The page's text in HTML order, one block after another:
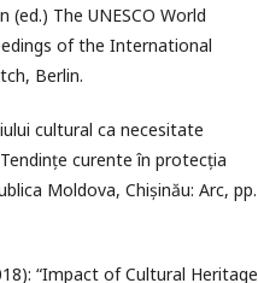
The UNESCO World
of the International
Berlin.
cultural ca necesitate
curente în protecția
Moldova, Chișinău: Arc, pp.
“Impact of Cultural Heritage